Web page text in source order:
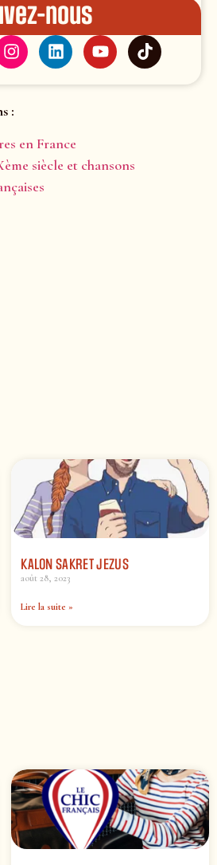
nous
:
en France
siècle et chansons
KALON SAKRET JEZUS
août 28, 2023
Lire la suite »